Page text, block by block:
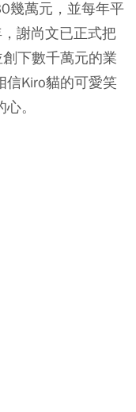
幾萬元，並每年平
謝尚文已正式把
下數千萬元的業
信Kiro貓的可愛笑
。